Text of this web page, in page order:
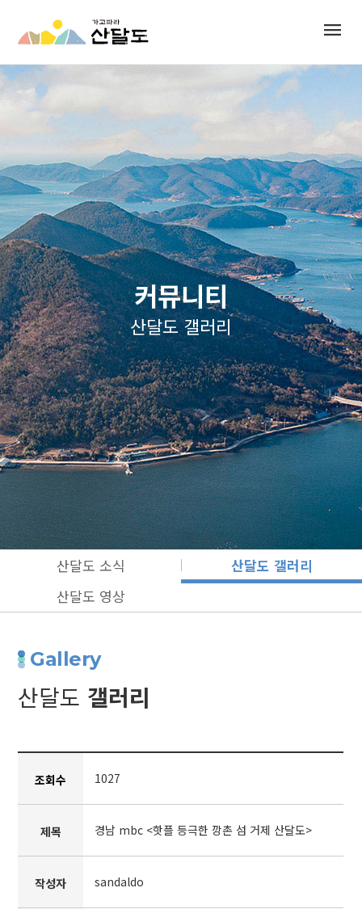
menu
커뮤니티
산달도 갤러리
산달도 소식
산달도 갤러리
산달도 영상
Gallery
산달도 갤러리
조회수 1027
제목 경남 mbc <핫플 등극한 깡촌 섬 거제 산달도>
작성자 sandaldo